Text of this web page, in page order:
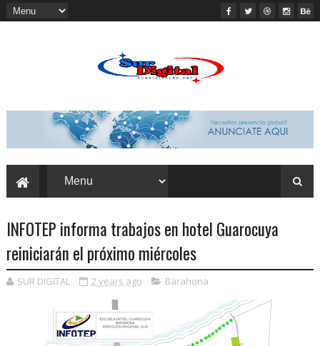
INFOTEP informa trabajos en hotel Guarocuya
reiniciarán el próximo miércoles
SUR DIGITAL 2 years ago Barahona